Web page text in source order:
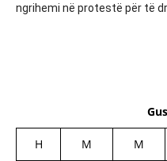
ngrihemi në protestë për të
H M M